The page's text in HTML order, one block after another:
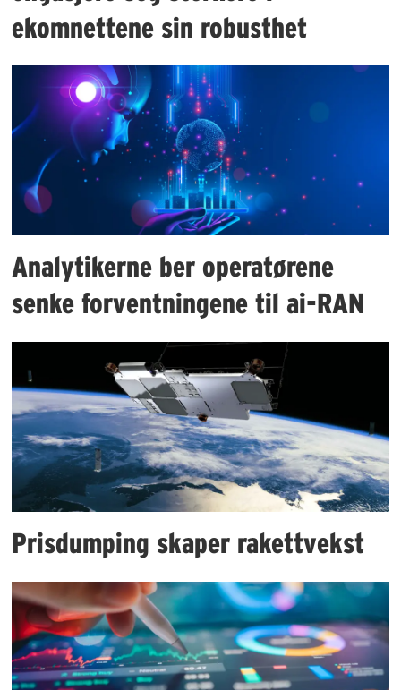
ekomnettene sin robusthet
Analytikerne ber operatørene
senke forventningene til ai-RAN
Prisdumping skaper rakettvekst